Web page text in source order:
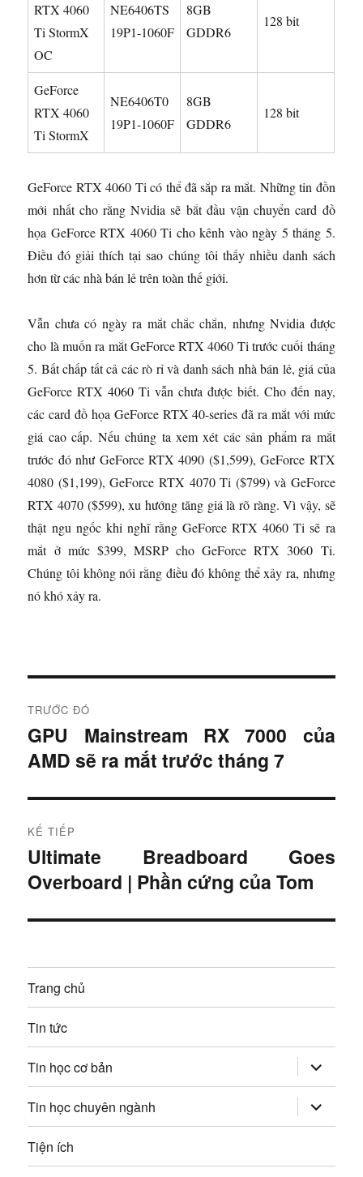
RTX 4060
Ti StormX
OC
NE6406TS
19P1-1060F
8GB
GDDR6
128 bit
GeForce
RTX 4060
Ti StormX
NE6406T0
19P1-1060F
8GB
GDDR6
128 bit
GeForce RTX 4060 Ti có thể đã sắp ra mắt. Những tin đồn
mới nhất cho rằng Nvidia sẽ bắt đầu vận chuyển card đồ
họa GeForce RTX 4060 Ti cho kênh vào ngày 5 tháng 5.
Điều đó giải thích tại sao chúng tôi thấy nhiều danh sách
hơn từ các nhà bán lẻ trên toàn thế giới.
Vẫn chưa có ngày ra mắt chắc chắn, nhưng Nvidia được
cho là muốn ra mắt GeForce RTX 4060 Ti trước cuối tháng
5. Bất chấp tất cả các rò rỉ và danh sách nhà bán lẻ, giá của
GeForce RTX 4060 Ti vẫn chưa được biết. Cho đến nay,
các card đồ họa GeForce RTX 40-series đã ra mắt với mức
giá cao cấp. Nếu chúng ta xem xét các sản phẩm ra mắt
trước đó như GeForce RTX 4090 ($1,599), GeForce RTX
4080 ($1,199), GeForce RTX 4070 Ti ($799) và GeForce
RTX 4070 ($599), xu hướng tăng giá là rõ ràng. Vì vậy, sẽ
thật ngu ngốc khi nghĩ rằng GeForce RTX 4060 Ti sẽ ra
mắt ở mức $399, MSRP cho GeForce RTX 3060 Ti.
Chúng tôi không nói rằng điều đó không thể xảy ra, nhưng
nó khó xảy ra.
i
ề
u
h
ư
g
b
à
i
v
i
TRƯỚC ĐÓ
B
à
t
r
ư
ớ
c
:
GPU Mainstream RX 7000 của
AMD sẽ ra mắt trước tháng 7
KẾ TIẾP
B
à
t
ế
p
Ultimate Breadboard Goes
Overboard | Phần cứng của Tom
Trang chủ
Tin tức
Tin học cơ bản mở
rộng
trình
đơn
con
Tin học chuyên ngành mở
rộng
trình
Tiện ích